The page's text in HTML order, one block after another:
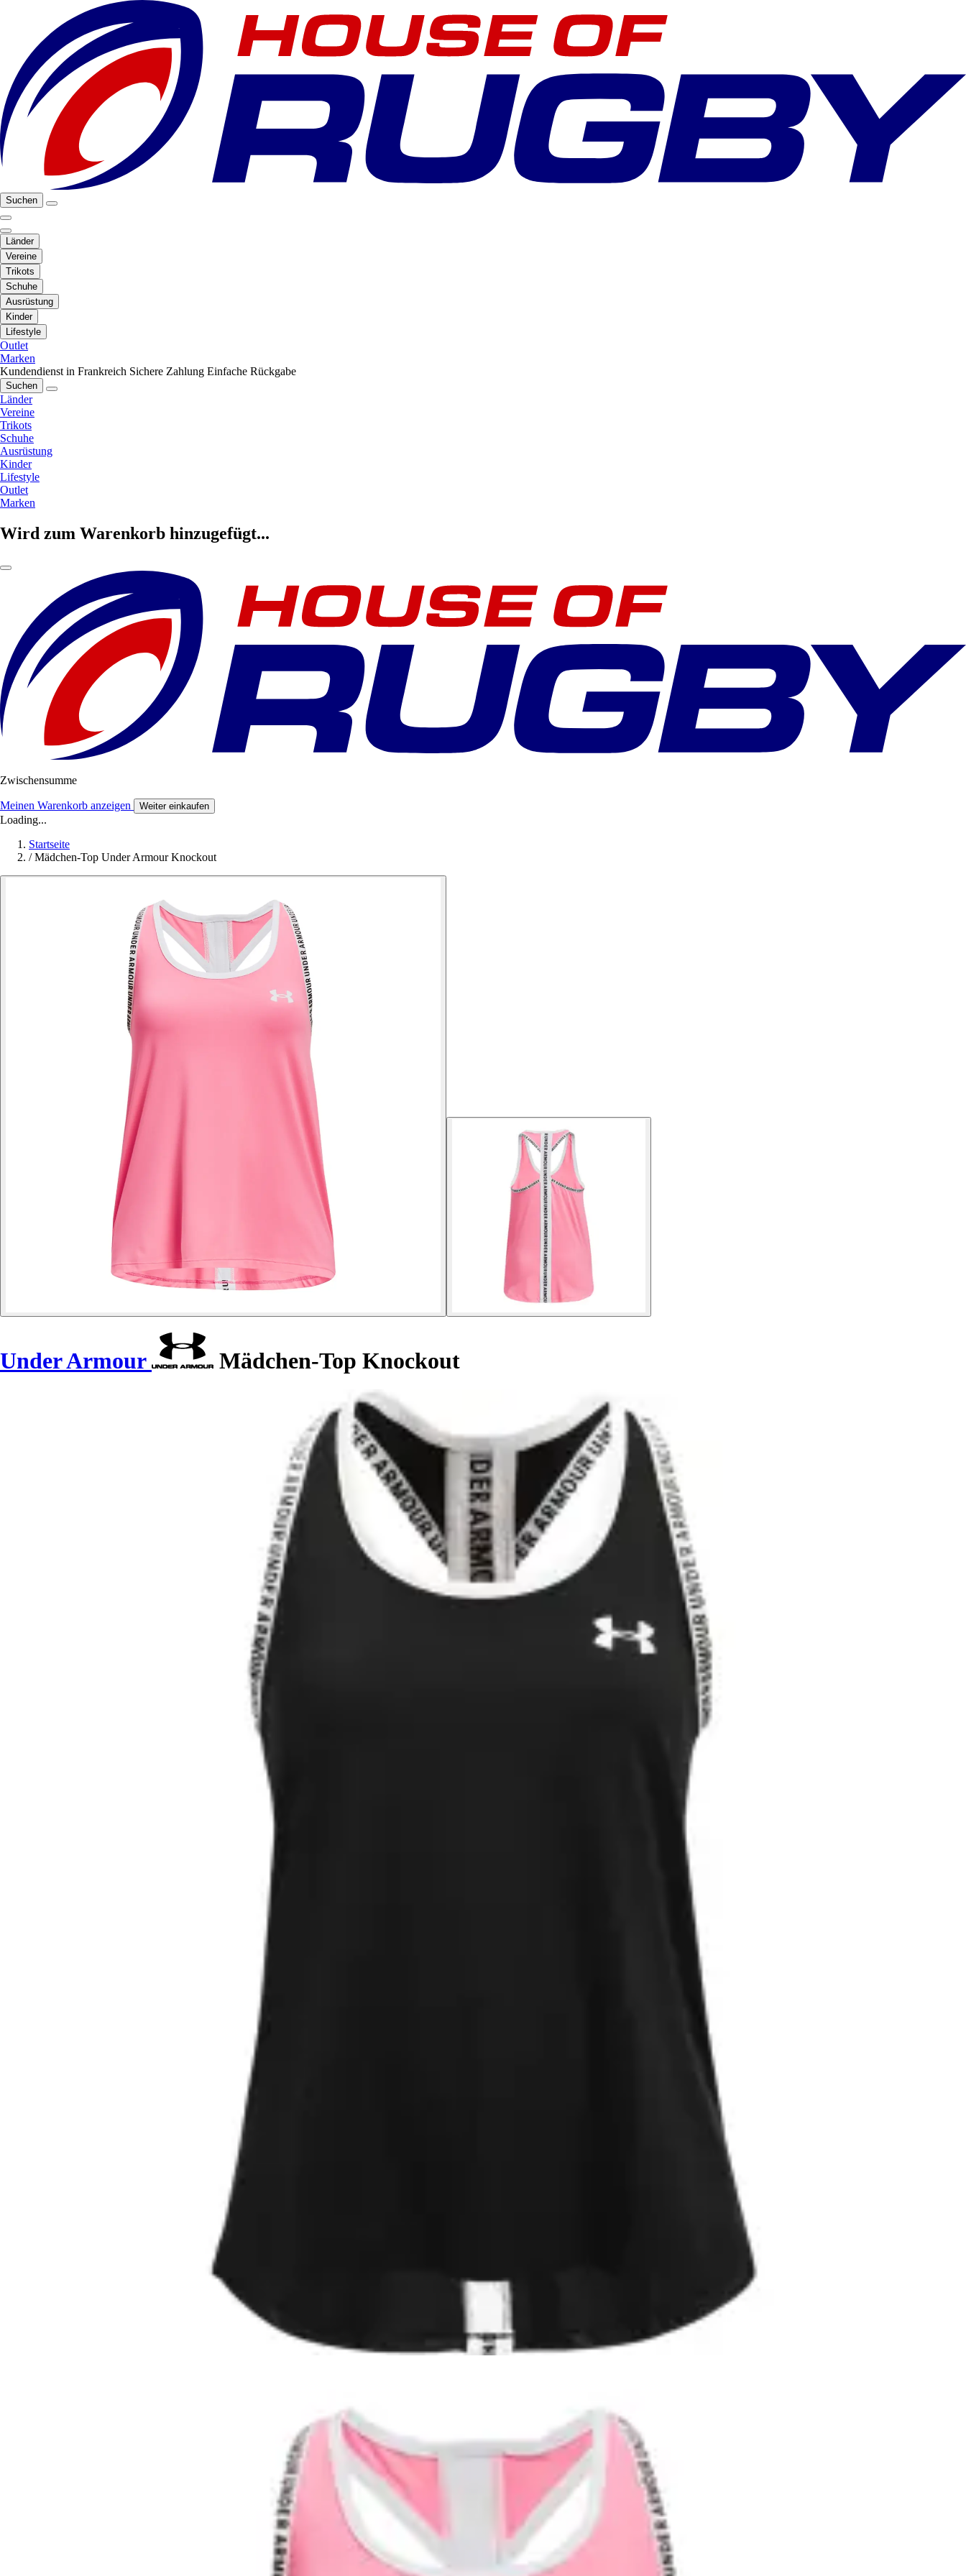
Suchen
Länder
Vereine
Trikots
Schuhe
Ausrüstung
Kinder
Lifestyle
Outlet
Marken
Kundendienst in Frankreich Sichere Zahlung Einfache Rückgabe
Suchen
Länder
Vereine
Trikots
Schuhe
Ausrüstung
Kinder
Lifestyle
Outlet
Marken
Wird zum Warenkorb hinzugefügt...
Zwischensumme
Meinen Warenkorb anzeigen Weiter einkaufen
Loading...
Startseite
/ Mädchen-Top Under Armour Knockout
Under Armour Mädchen-Top Knockout